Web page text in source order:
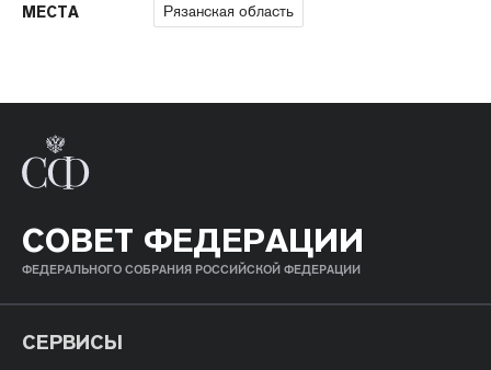
МЕСТА Рязанская область
СОВЕТ ФЕДЕРАЦИИ
ФЕДЕРАЛЬНОГО СОБРАНИЯ РОССИЙСКОЙ ФЕДЕРАЦИИ
СЕРВИСЫ